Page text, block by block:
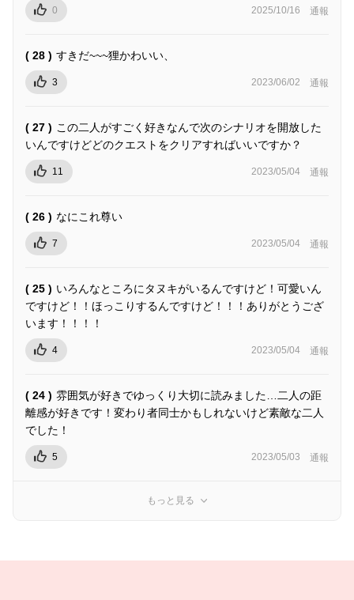
0 2025/10/16 通報
( 28 ) すきだ~~~狸かわいい、
3 2023/06/02 通報
( 27 ) この二人がすごく好きなんで次のシナリオを開放した
いんですけどどのクエストをクリアすればいいですか？
11 2023/05/04 通報
( 26 ) なにこれ尊い
7 2023/05/04 通報
( 25 ) いろんなところにタヌキがいるんですけど！可愛いん
ですけど！！ほっこりするんですけど！！！ありがとうござ
います！！！！
4 2023/05/04 通報
( 24 ) 雰囲気が好きでゆっくり大切に読みました…二人の距
離感が好きです！変わり者同士かもしれないけど素敵な二人
でした！
5 2023/05/03 通報
もっと見る